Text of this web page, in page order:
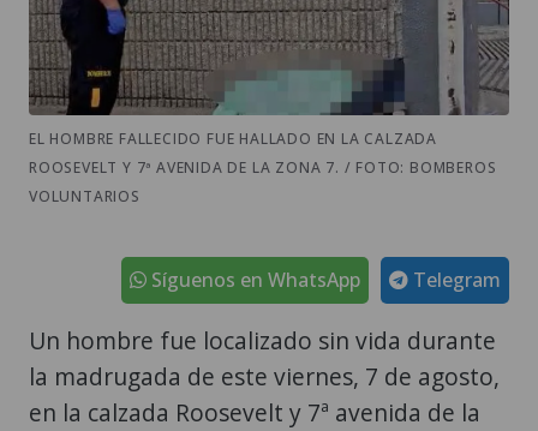
EL HOMBRE FALLECIDO FUE HALLADO EN LA CALZADA
ROOSEVELT Y 7ª AVENIDA DE LA ZONA 7. / FOTO: BOMBEROS
VOLUNTARIOS
Telegram
Síguenos en WhatsApp
Un hombre fue localizado sin vida durante
la madrugada de este viernes, 7 de agosto,
en la calzada Roosevelt y 7ª avenida de la